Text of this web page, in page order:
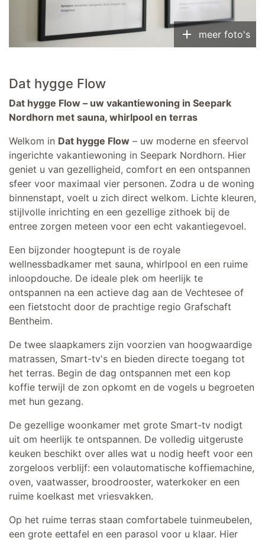
add meer foto's
Dat hygge Flow
Dat hygge Flow – uw vakantiewoning in Seepark
Nordhorn met sauna, whirlpool en terras
Welkom in Dat hygge Flow – uw moderne en sfeervol
ingerichte vakantiewoning in Seepark Nordhorn. Hier
geniet u van gezelligheid, comfort en een ontspannen
sfeer voor maximaal vier personen. Zodra u de woning
binnenstapt, voelt u zich direct welkom. Lichte kleuren,
stijlvolle inrichting en een gezellige zithoek bij de
entree zorgen meteen voor een echt vakantiegevoel.
Een bijzonder hoogtepunt is de royale
wellnessbadkamer met sauna, whirlpool en een ruime
inloopdouche. De ideale plek om heerlijk te
ontspannen na een actieve dag aan de Vechtesee of
een fietstocht door de prachtige regio Grafschaft
Bentheim.
De twee slaapkamers zijn voorzien van hoogwaardige
matrassen, Smart-tv's en bieden directe toegang tot
het terras. Begin de dag ontspannen met een kop
koffie terwijl de zon opkomt en de vogels u begroeten
met hun gezang.
De gezellige woonkamer met grote Smart-tv nodigt
uit om heerlijk te ontspannen. De volledig uitgeruste
keuken beschikt over alles wat u nodig heeft voor een
zorgeloos verblijf: een volautomatische koffiemachine,
oven, vaatwasser, broodrooster, waterkoker en een
ruime koelkast met vriesvakken.
Op het ruime terras staan comfortabele tuinmeubelen,
een grote eettafel en een parasol voor u klaar. Hier